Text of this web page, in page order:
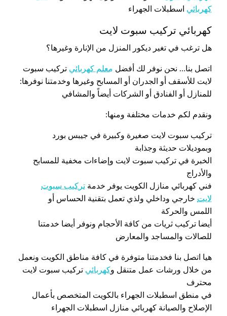
كهربائي اسطبلات الجهراء
كهربائي تركيب سبوت لايت
هل ترغب في تغير ديكور المنزل من الإنارة وغيرها؟
اتصل بنا… نحن نوفر لك أفضل معلم كهربائي تركيب سبوت
لايت للأسقف أو الجدران أو المسابح وغيرها وخدمتنا نوفرها:
للمنازل أو الفنادق أو الشركات أيضاً والمشافي
ونقدم لكم خدمات مختلفة ومنها:
تركيب سبوت لايت صغيرة وكبيرة في جيبس بورد
وبموديلات حديثة وجذابة
الخبرة في تركيب سبوت لايت وإضاءات مخفية للمسابح
والأدراج
فني كهربائي منازل الكويت يوفر خدمة تركيب سبوت
لايت خارجي وداخلي ولذي تعمل بتقنية الحساس أو
اللمس والحركة
أيضا تركيب ثريات من كافة الأحجام ونوفر أيضا خدمتنا
للصالات والمساجد والمعارض
هيا اتصل بنا فخدمتنا متوفرة في كافة مناطق الكويت ونعمل
من خلال ورشات عمل متنقل وكهربائي تركيب سبوت لايت
محترف
في منطق اسطبلات الجهراء بالكويت المتخصص بأعمال
الإصلاح والصيانة كهربائي منازل اسطبلات الجهراء